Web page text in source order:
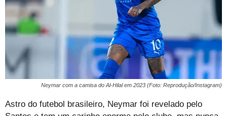
Neymar com a camisa do Al-Hilal em 2023 (Foto: Reprodução/Instagram)
Astro do futebol brasileiro, Neymar foi revelado pelo